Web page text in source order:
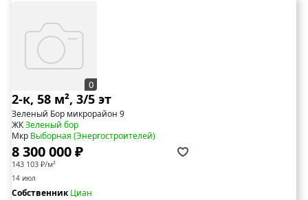
0
2-к, 58 м², 3/5 эт
Зеленый Бор микрорайон 9
ЖКЗеленый бор
Мкр Выборная (Энергостроителей)
8 300 000 ₽
143 103 ₽/м²
14 июл
СобственникЦиан